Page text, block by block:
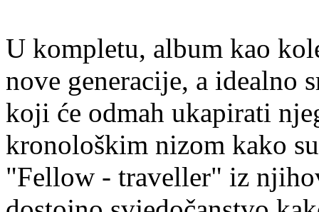
U kompletu, album kao
nove generacije, a idealno
koji će odmah ukapirati
kronološkim nizom kako
"Fellow - traveller" iz